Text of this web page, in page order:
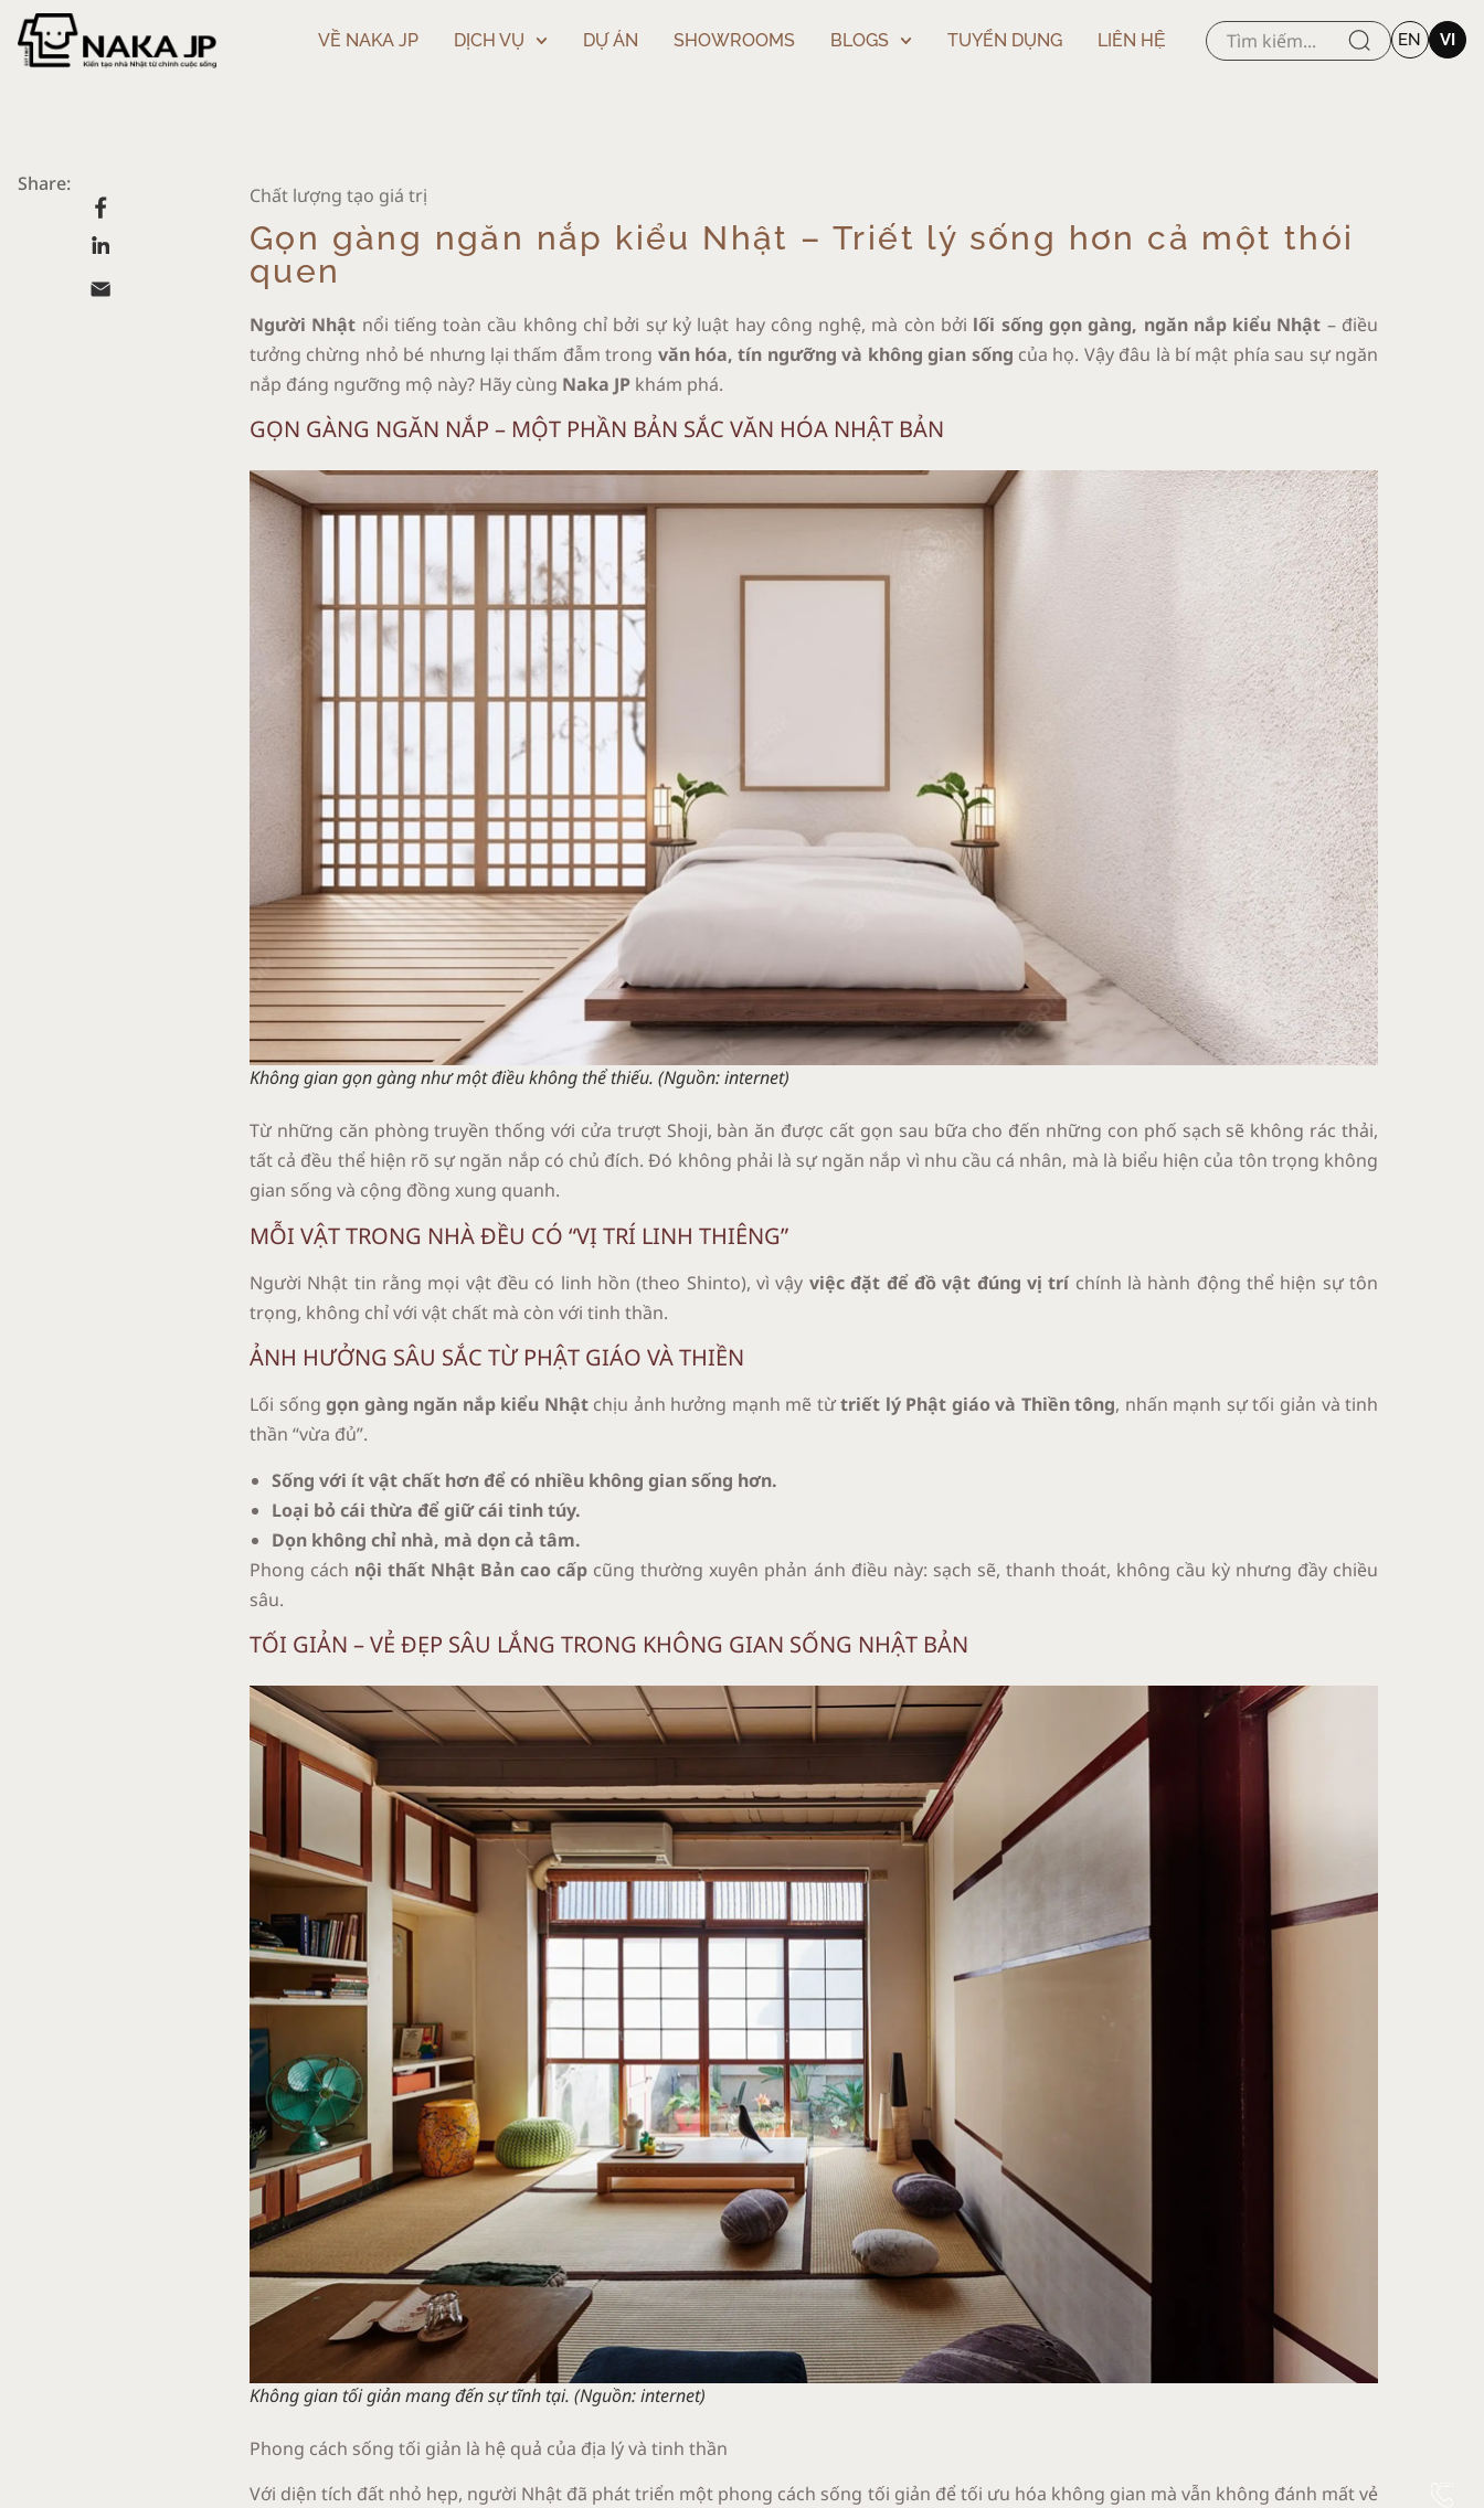
VỀ NAKA JP DỊCH VỤ DỰ ÁN SHOWROOMS BLOGS TUYỂN DỤNG LIÊN HỆ EN VI
Share: Chất lượng tạo giá trị
Gọn gàng ngăn nắp kiểu Nhật – Triết lý sống hơn cả một thói
quen
Người Nhật nổi tiếng toàn cầu không chỉ bởi sự kỷ luật hay công nghệ, mà còn bởi lối sống gọn gàng, ngăn nắp kiểu Nhật – điều
tưởng chừng nhỏ bé nhưng lại thấm đẫm trong văn hóa, tín ngưỡng và không gian sống của họ. Vậy đâu là bí mật phía sau sự ngăn
nắp đáng ngưỡng mộ này? Hãy cùng Naka JP khám phá.
GỌN GÀNG NGĂN NẮP – MỘT PHẦN BẢN SẮC VĂN HÓA NHẬT BẢN
Không gian gọn gàng như một điều không thể thiếu. (Nguồn: internet)
Từ những căn phòng truyền thống với cửa trượt Shoji, bàn ăn được cất gọn sau bữa cho đến những con phố sạch sẽ không rác thải,
tất cả đều thể hiện rõ sự ngăn nắp có chủ đích. Đó không phải là sự ngăn nắp vì nhu cầu cá nhân, mà là biểu hiện của tôn trọng không
gian sống và cộng đồng xung quanh.
MỖI VẬT TRONG NHÀ ĐỀU CÓ “VỊ TRÍ LINH THIÊNG”
Người Nhật tin rằng mọi vật đều có linh hồn (theo Shinto), vì vậy việc đặt để đồ vật đúng vị trí chính là hành động thể hiện sự tôn
trọng, không chỉ với vật chất mà còn với tinh thần.
ẢNH HƯỞNG SÂU SẮC TỪ PHẬT GIÁO VÀ THIỀN
Lối sốnggọn gàng ngăn nắp kiểu Nhậtchịu ảnh hưởng mạnh mẽ từtriết lý Phật giáo và Thiền tông, nhấn mạnh sự tối giản và tinh
thần “vừa đủ”.
Sống với ít vật chất hơn để có nhiều không gian sống hơn.
Loại bỏ cái thừa để giữ cái tinh túy.
Dọn không chỉ nhà, mà dọn cả tâm.
Phong cách nội thất Nhật Bản cao cấp cũng thường xuyên phản ánh điều này: sạch sẽ, thanh thoát, không cầu kỳ nhưng đầy chiều
sâu.
TỐI GIẢN – VẺ ĐẸP SÂU LẮNG TRONG KHÔNG GIAN SỐNG NHẬT BẢN
Không gian tối giản mang đến sự tĩnh tại. (Nguồn: internet)
Phong cách sống tối giản là hệ quả của địa lý và tinh thần
Với diện tích đất nhỏ hẹp, người Nhật đã phát triển một phong cách sống tối giản để tối ưu hóa không gian mà vẫn không đánh mất vẻ